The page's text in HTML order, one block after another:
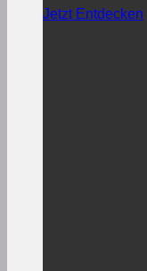
Jetzt Entdecken